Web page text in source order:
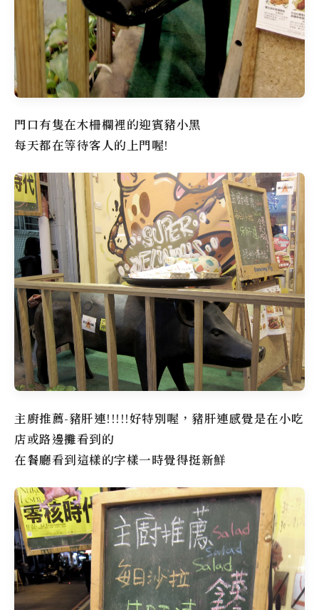
門口有隻在木柵欄裡的迎賓豬小黑
每天都在等待客人的上門喔!
主廚推薦-豬肝連!!!!!好特別喔，豬肝連感覺是在小吃
店或路邊攤看到的
在餐廳看到這樣的字樣一時覺得挺新鮮